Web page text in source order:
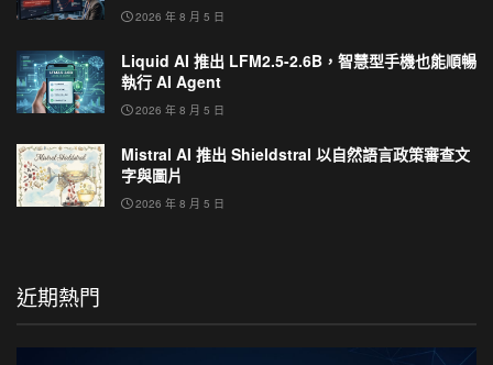
2026 年 8 月 5 日
Liquid AI 推出 LFM2.5-2.6B，智慧型手機也能順暢
執行 AI Agent
2026 年 8 月 5 日
Mistral AI 推出 Shieldstral 以自然語言政策審查文
字與圖片
2026 年 8 月 5 日
近期熱門